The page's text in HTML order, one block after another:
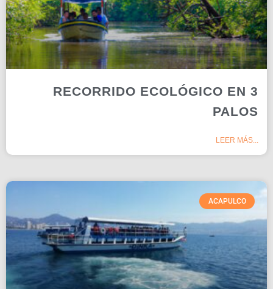
RECORRIDO ECOLÓGICO EN 3
PALOS
LEER MÁS...
ACAPULCO